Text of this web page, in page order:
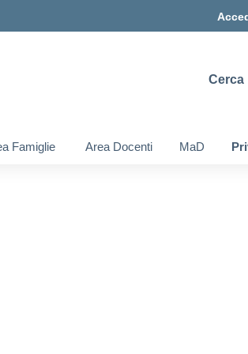
Cerca
Famiglie Area Docenti MaD